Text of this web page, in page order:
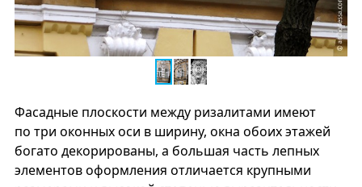
Фасадные плоскости между ризалитами имеют
по три оконных оси в ширину, окна обоих этажей
богато декорированы, а большая часть лепных
элементов оформления отличается крупными